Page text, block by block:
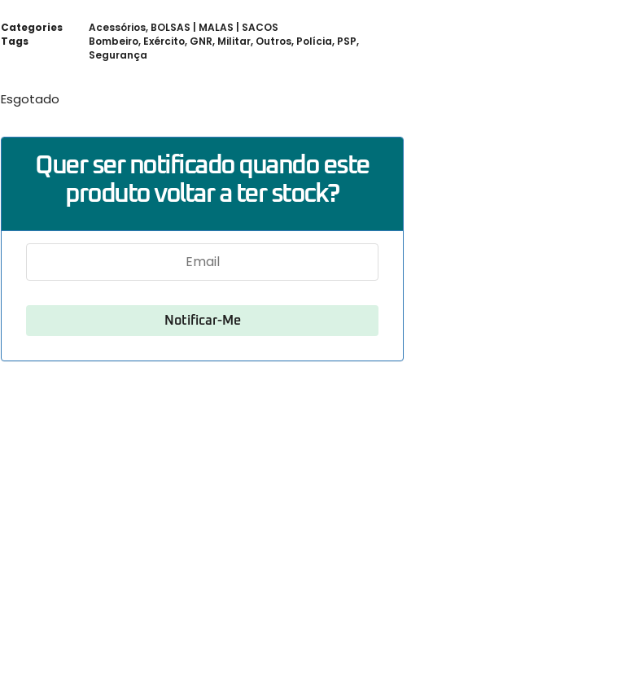
Categories Acessórios, BOLSAS | MALAS | SACOS
Tags
Bombeiro, Exército, GNR, Militar, Outros, Polícia, PSP,
Segurança
Esgotado
Quer ser notificado quando este
produto voltar a ter stock?